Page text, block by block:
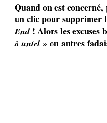
Quand on est
un clic pour supprimer
End! Alors les excuses
à untel » ou autres